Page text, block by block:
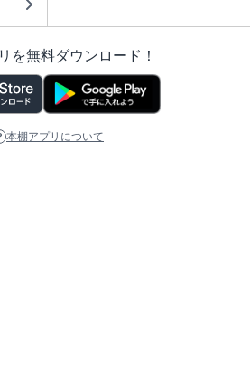
を無料ダウンロード！
本棚アプリについて